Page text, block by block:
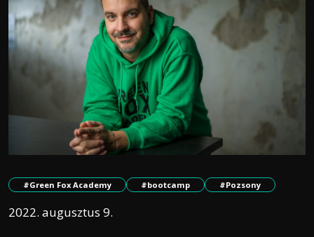
#Green Fox Academy #bootcamp #Pozsony
2022. augusztus 9.